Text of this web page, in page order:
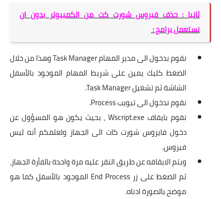
ثانيا : حذف فيروس شورت كت من الكمبيوتر بدون ان
نستعمل برامج :
نقوم بدخول الى مدير المهام Task Manager وهذا من خلال
الضغط كليك يمين على شريط المهام الموجود بالأسفل
الشاشة ثم تشغيل Task Manager.
نقوم ندخول الى تبويب Process.
نقوم بايقاف Wscript.exe ، بحيث يكون هو المسؤول عن
دخول فايروس شورت كات الى الجهاز ولعلمكم أنه ليس
فيروس.
ويتم الايقافه عن طريق النقر عليه مرة واحدة بالفأرة الجهاز،
ثم الضغط على زر End Process الموجود بالأسفل كما هو
موضح بالصورة ادناه.